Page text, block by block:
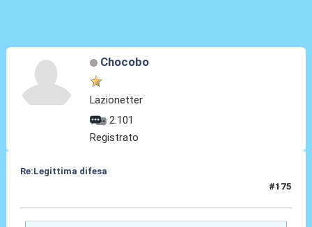
Chocobo
Lazionetter
2.101
Registrato
Re:Legittima difesa
#175